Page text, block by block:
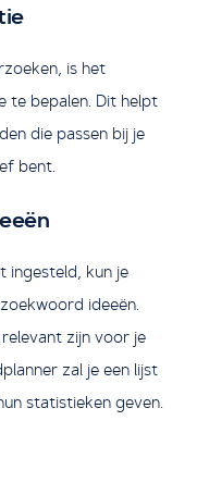
is het
te bepalen. Dit helpt
die passen bij je
bent.
ingesteld, kun je
ideeën.
zijn voor je
zal je een lijst
statistieken geven.